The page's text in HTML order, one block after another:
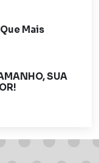
Mais
SUA